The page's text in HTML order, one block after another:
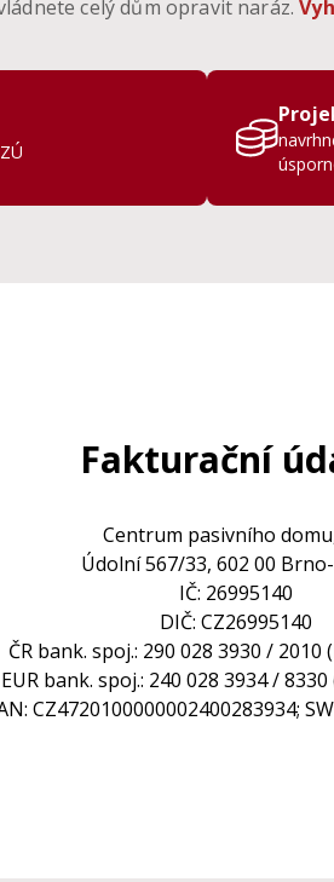
celý dům opravit naráz.
Fakturační
Centrum pasivního
Údolní 567/33, 602 00
IČ: 26995140
DIČ: CZ26995140
ČR bank. spoj.: 290 028 3930 / 2010
EUR bank. spoj.: 240 028 3934 / 8330
CZ4720100000002400283934;